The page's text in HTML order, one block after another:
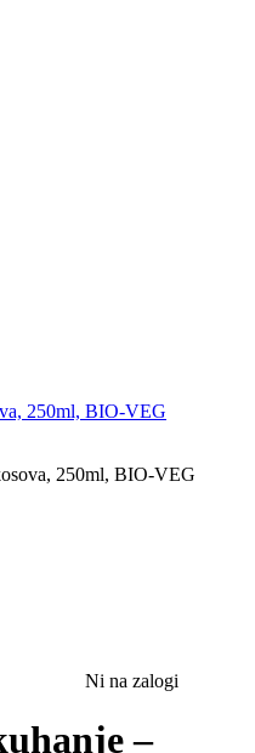
250ml, BIO-VEG
Ni na zalogi
–